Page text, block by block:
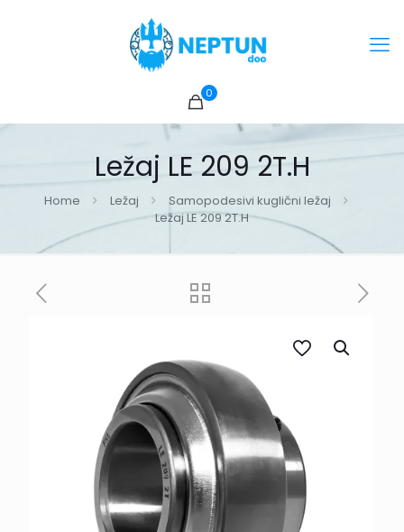
0
Ležaj LE 209 2T.H
Home Ležaj
Samopodesivi kuglični ležaj
Ležaj LE 209 2T.H